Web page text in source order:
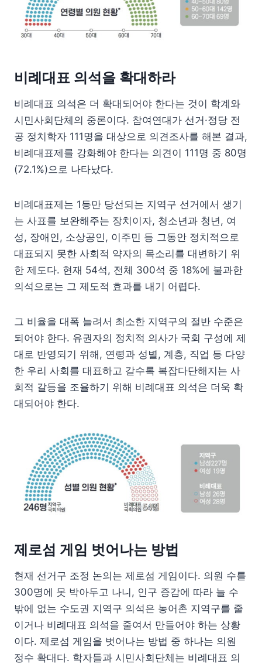
비례대표 의석을 확대하라
비례대표 의석은 더 확대되어야 한다는 것이 학계와
시민사회단체의 중론이다. 참여연대가 선거·정당 전
공 정치학자 111명을 대상으로 의견조사를 해본 결과,
비례대표제를 강화해야 한다는 의견이 111명 중 80명
(72.1%)으로 나타났다.
비례대표제는 1등만 당선되는 지역구 선거에서 생기
는 사표를 보완해주는 장치이자, 청소년과 청년, 여
성, 장애인, 소상공인, 이주민 등 그동안 정치적으로
대표되지 못한 사회적 약자의 목소리를 대변하기 위
한 제도다. 현재 54석, 전체 300석 중 18%에 불과한
의석으로는 그 제도적 효과를 내기 어렵다.
그 비율을 대폭 늘려서 최소한 지역구의 절반 수준은
되어야 한다. 유권자의 정치적 의사가 국회 구성에 제
대로 반영되기 위해, 연령과 성별, 계층, 직업 등 다양
한 우리 사회를 대표하고 갈수록 복잡다단해지는 사
회적 갈등을 조율하기 위해 비례대표 의석은 더욱 확
대되어야 한다.
제로섬 게임 벗어나는 방법
현재 선거구 조정 논의는 제로섬 게임이다. 의원 수를
300명에 못 박아두고 나니, 인구 증감에 따라 늘 수
밖에 없는 수도권 지역구 의석은 농어촌 지역구를 줄
이거나 비례대표 의석을 줄여서 만들어야 하는 상황
이다. 제로섬 게임을 벗어나는 방법 중 하나는 의원
정수 확대다. 학자들과 시민사회단체는 비례대표 의